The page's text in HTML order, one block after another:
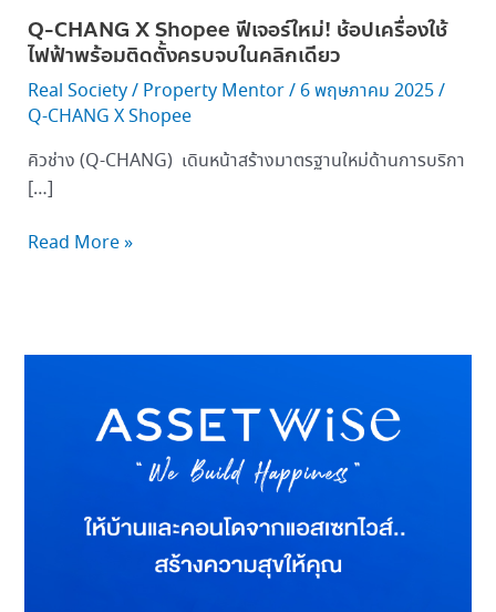
Q-CHANG X Shopee ฟีเจอร์ใหม่! ช้อปเครื่องใช้
ไฟฟ้าพร้อมติดตั้งครบจบในคลิกเดียว
Real Society/ Property Mentor/ 6 พฤษภาคม 2025/
Q-CHANG X Shopee
คิวช่าง (Q-CHANG) เดินหน้าสร้างมาตรฐานใหม่ด้านการบริกา
[…]
ครบ
จบ
ใน
คลิก
เดียว
Read More »